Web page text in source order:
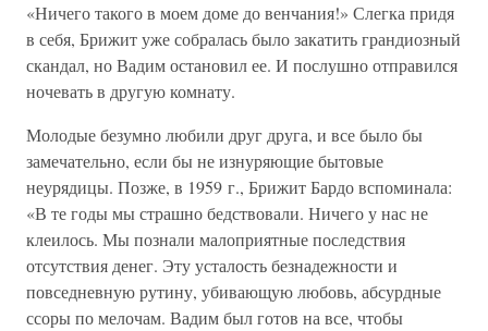
«Ничего такого в моем доме до венчания!» Слегка придя
в себя, Брижит уже собралась было закатить грандиозный
скандал, но Вадим остановил ее. И послушно отправился
ночевать в другую комнату.
Молодые безумно любили друг друга, и все было бы
замечательно, если бы не изнуряющие бытовые
неурядицы. Позже, в 1959 г., Брижит Бардо вспоминала:
«В те годы мы страшно бедствовали. Ничего у нас не
клеилось. Мы познали малоприятные последствия
отсутствия денег. Эту усталость безнадежности и
повседневную рутину, убивающую любовь, абсурдные
ссоры по мелочам. Вадим был готов на все, чтобы